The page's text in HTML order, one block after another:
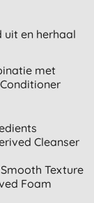
uit en herhaal
met
Cleanser
Texture
Foam